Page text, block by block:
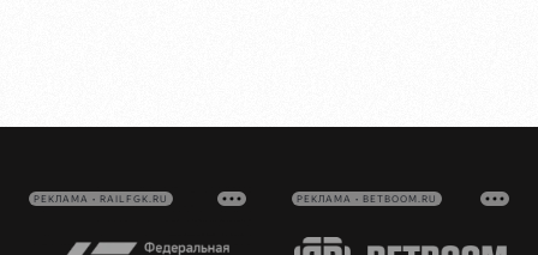
РЕКЛАМА • RAILFGK.RU РЕКЛАМА • BETBOOM.RU